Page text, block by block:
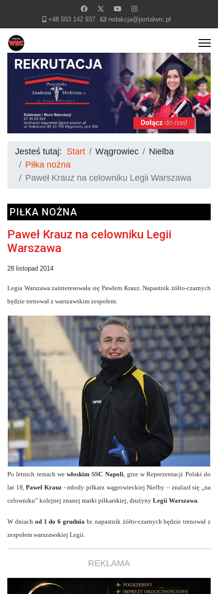
+48 503 142 937 redakcja@portalwrc.pl
Jesteś tutaj: Start Wągrowiec
Nielba
Piłka nożna
Paweł Krauz na celowniku Legii Warszawa
PIŁKA NOŻNA
Paweł Krauz na celowniku Legii
Warszawa
28 listopad 2014
Legia Warszawa zainteresowała się Pawłem Krauz. Napastnik żółto-czarnych
będzie trenował z warszawskim zespołem.
Po letnich testach wewłoskim SSC Napoli , grze w Reprezentacji Polski do
lat 18,Paweł Krauz - młody piłkarz wągrowieckiej Nielby – znalazł się „na
celowniku” kolejnej znanej marki piłkarskiej, drużyny Legii Warszawa
W dniach od 1 do 6 grudnia br. napastnik żółto-czarnych będzie trenował z
zespołem warszawskiej Legii.
REKLAMA